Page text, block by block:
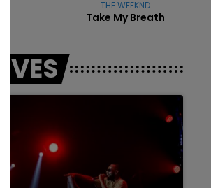
DU WEEK-END
THE WEEKND
Take My Breath